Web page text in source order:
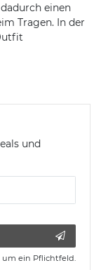
einen
Tragen. In der
und
um ein Pflichtfeld.